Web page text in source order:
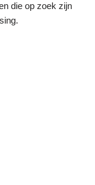
die op zoek zijn